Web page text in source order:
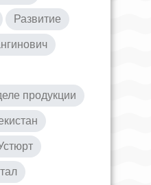
Развитие
продукции